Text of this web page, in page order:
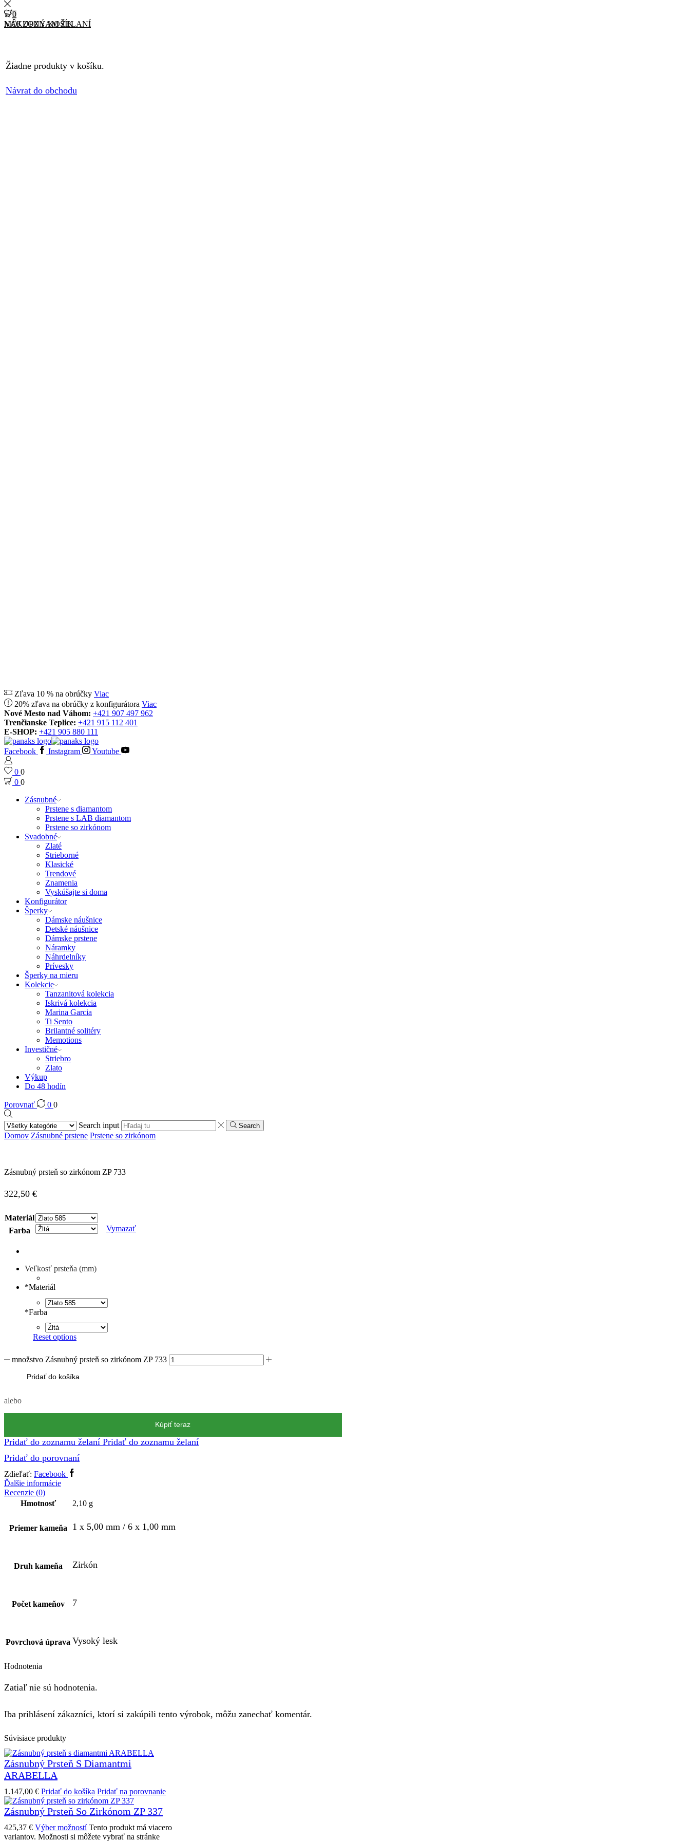
Zľava 10 % na obrúčky Viac
20% zľava na obrúčky z konfigurátora Viac
Nové Mesto nad Váhom: +421 907 497 962
Trenčianske Teplice: +421 915 112 401
E-SHOP: +421 905 880 111
Facebook Instagram Youtube
0 0
0
MÔJ ZOZNAM ŽELANÍ
0 0
0
NÁKUPNÝ KOŠÍK
Žiadne produkty v košíku.
Návrat do obchodu
Zásnubné
Prstene s diamantom
Prstene s LAB diamantom
Prstene so zirkónom
Svadobné
Zlaté
Strieborné
Klasické
Trendové
Znamenia
Vyskúšajte si doma
Konfigurátor
Šperky
Dámske náušnice
Detské náušnice
Dámske prstene
Náramky
Náhrdelníky
Prívesky
Šperky na mieru
Kolekcie
Tanzanitová kolekcia
Iskrivá kolekcia
Marina Garcia
Ti Sento
Brilantné solitéry
Memotions
Investičné
Striebro
Zlato
Výkup
Do 48 hodín
Porovnať 0 0
Search input Search
Domov Zásnubné prstene Prstene so zirkónom
Zásnubný prsteň so zirkónom ZP 733
322,50 €
Materiál
Farba
Vymazať
Veľkosť prsteňa (mm)
*Materiál
*Farba
Reset options
množstvo Zásnubný prsteň so zirkónom ZP 733
Pridať do košíka
alebo
Kúpiť teraz
Pridať do zoznamu želaní Pridať do zoznamu želaní
Pridať do porovnaní
Zdieľať: Facebook
Ďalšie informácie
Recenzie (0)
Hmotnosť
2,10 g
Priemer kameňa 1 x 5,00 mm / 6 x 1,00 mm
Druh kameňa Zirkón
Počet kameňov 7
Povrchová úprava Vysoký lesk
Hodnotenia
Zatiaľ nie sú hodnotenia.
Iba prihlásení zákazníci, ktorí si zakúpili tento výrobok, môžu zanechať komentár.
Súvisiace produkty
Zásnubný Prsteň S Diamantmi
ARABELLA
1.147,00 € Pridať do košíka Pridať na porovnanie
Zásnubný Prsteň So Zirkónom ZP 337
425,37 € Výber možností Tento produkt má viacero
variantov. Možnosti si môžete vybrať na stránke